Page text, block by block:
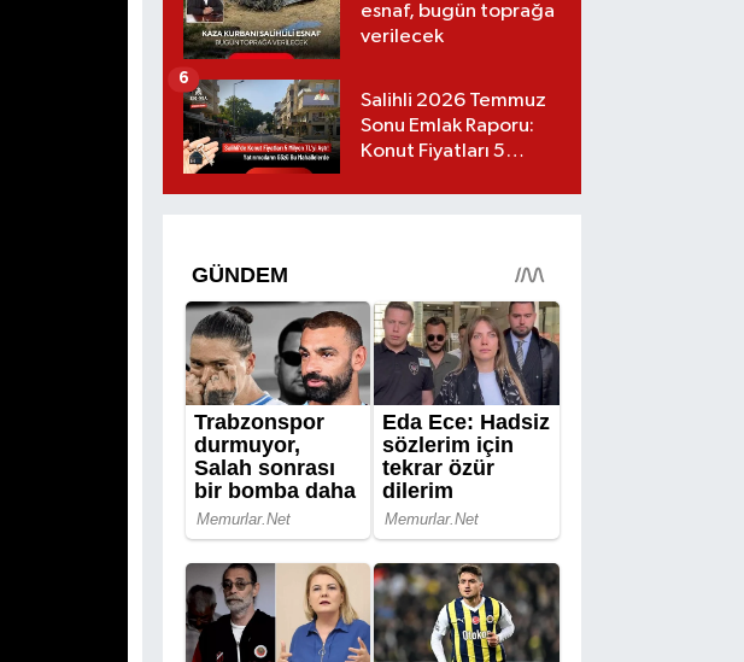
esnaf, bugün toprağa
verilecek
Salihli 2026 Temmuz
Sonu Emlak Raporu:
Konut Fiyatları 5
6